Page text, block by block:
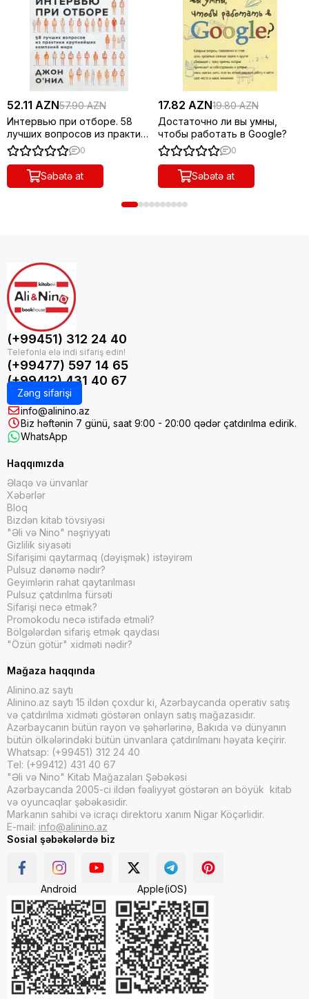
52.11 AZN57.90 AZN
Интервью при отборе. 58
лучших вопросов из практики
крупнейших компаний мира
0
Səbətə at
17.82 AZN19.80 AZN
Достаточно ли вы умны,
чтобы работать в Google?
0
Səbətə at
(+99451) 312 24 40
(+99477) 597 14 65
(+99412) 431 40 67
Zəng sifarişi
info@alinino.az
Biz həftənin 7 günü, saat 9:00 - 20:00 qədər çatdırılma edirik.
WhatsApp
Haqqımızda
Əlaqə və ünvanlar
Xəbərlər
Bloq
Bizdən kitab tövsiyəsi
"Əli və Nino" nəşriyyatı
Gizlilik siyasəti
Sifarişimi qaytarmaq (dəyişmək) istəyirəm
Pulsuz dənəmə nədir?
Geyimlərin rahat qaytarılması
Pulsuz çatdırılma fürsəti
Sifarişi necə etmək?
Promokodu necə istifadə etməli?
Bölgələrdən sifariş etmək qaydası
"Özün götür" xidməti nədir?
Mağaza haqqında
Alinino.az saytı
Alinino.az saytı 15 ildən çoxdur ki, Azərbaycanda operativ satış
və çatdırılma xidməti göstərən onlayn satış mağazasıdır.
Azərbaycanın bütün rayon və şəhərlərinə, Bakıda və dünyanın
bütün ölkələrindəki bütün ünvanlara çatdırılmanı həyata keçirir.
Whatsap: (+99451) 312 24 40
Tel: (+99412) 431 40 67
"Əli və Nino" Kitab Mağazaları Şəbəkəsi
Azərbaycanda 2005-ci ildən fəaliyyət göstərən ən böyük kitab
və oyuncaqlar şəbəkəsidir.
Markanın sahibi və icraçı direktoru xanım Nigar Köçərlidir.
E-mail: info@alinino.az
Sosial şəbəkələrdə biz
Android Apple(iOS)